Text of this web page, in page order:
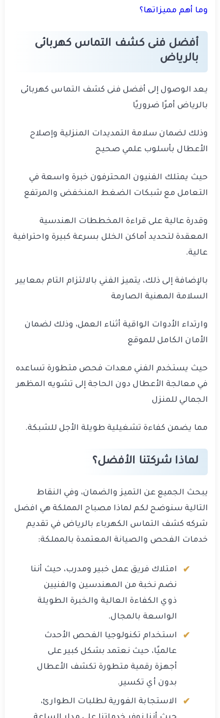
وما أهم مميزاتها؟
أفضل فنى كشف التماس كهربائى
بالرياض
يعد الوصول إلى أفضل فنى كشف التماس كهربائى
بالرياض أمرًا ضروريًا
وذلك لضمان سلامة التمديدات المنزلية وإصلاح
الأعطال بأسلوب علمي صحيح
حيث يمتلك الفنيون المحترفون خبرة واسعة في
التعامل مع شبكات الضغط المنخفض والمرتفع
وقدرة عالية على قراءة المخططات الهندسية
المعقدة لتحديد أماكن الخلل بسرعة كبيرة واحترافية
عالية.
بالإضافة إلى ذلك، يتميز الفني بالالتزام التام بمعايير
السلامة المهنية الصارمة
وارتداء الأدوات الواقية أثناء العمل، وذلك لضمان
الأمان الكامل للموقع
حيث يستخدم الفني معدات فحص متطورة تساعده
في معالجة الأعطال دون الحاجة إلى تشويه المظهر
الجمالي للمنزل
مما يضمن كفاءة تشغيلية طويلة الأجل للشبكة.
لماذا شركتنا الأفضل؟
يبحث الجميع عن التميز والضمان، وفي النقاط
التالية سنوضح لكم لماذا مصباح المملكة هي افضل
شركه كشف التماس الكهرباء بالرياض في تقديم
خدمات الفحص والصيانة المعتمدة بالمملكة:
امتلاك فريق عمل خبير ومدرب، حيث أننا
نضم نخبة من المهندسين والفنيين
ذوي الكفاءة العالية والخبرة الطويلة
الواسعة بالمجال.
استخدام تكنولوجيا الفحص الأحدث
عالميًا، حيث نعتمد بشكل كبير على
أجهزة رقمية متطورة تكشف الأعطال
بدون أي تكسير.
الاستجابة الفورية لطلبات الطوارئ،